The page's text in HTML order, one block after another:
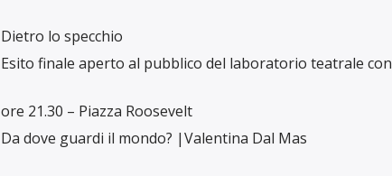
Dietro lo specchio
Esito finale aperto al pubblico del laboratorio teatrale
ore 21.30 – Piazza Roosevelt
Da dove guardi il mondo? |Valentina Dal Mas